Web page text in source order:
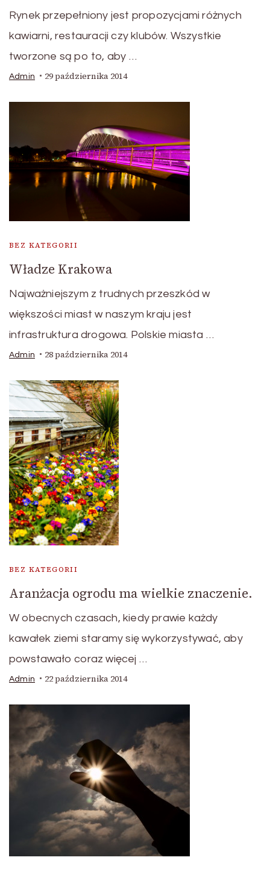
Rynek przepełniony jest propozycjami różnych
kawiarni, restauracji czy klubów. Wszystkie
tworzone są po to, aby …
Admin 29 października 2014
BEZ KATEGORII
Władze Krakowa
Najważniejszym z trudnych przeszkód w
większości miast w naszym kraju jest
infrastruktura drogowa. Polskie miasta …
Admin 28 października 2014
BEZ KATEGORII
Aranżacja ogrodu ma wielkie znaczenie.
W obecnych czasach, kiedy prawie każdy
kawałek ziemi staramy się wykorzystywać, aby
powstawało coraz więcej …
Admin 22 października 2014